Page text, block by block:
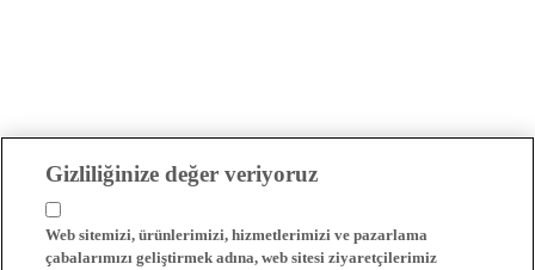
Gizliliğinize değer veriyoruz
Web sitemizi, ürünlerimizi, hizmetlerimizi ve pazarlama
çabalarımızı geliştirmek adına, web sitesi ziyaretçilerimiz